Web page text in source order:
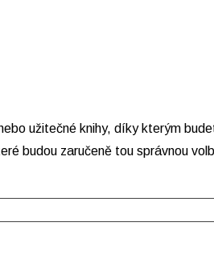
užitečné knihy, díky kterým
budou zaručeně tou správnou